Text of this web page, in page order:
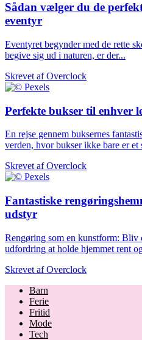
Sådan vælger du de
eventyr
Eventyret begynder med de rette
begive sig ud i naturen, er der...
Skrevet afOverclock
Perfekte bukser til enhver
En rejse gennem buksernes
verden, hvor bukser ikke bare er et
Skrevet afOverclock
Fantastiske
udstyr
Rengøring som en kunstform: Bliv
udfordring at holde hjemmet rent
Skrevet afOverclock
Barn
Ferie
Fritid
Mode
Tech